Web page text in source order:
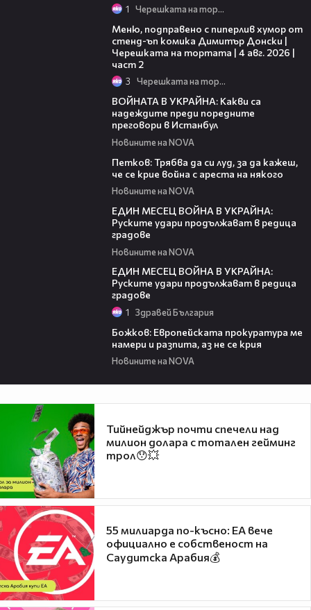
1 Черешката на тортата
Меню, подправено с пиперлив хумор от
стенд-ъп комика Димитър Донски |
Черешката на тортата | 4 авг. 2026 |
част 2
3 Черешката на тортата
ВОЙНАТА В УКРАЙНА: Какви са
надеждите преди поредните
преговори в Истанбул
Новините на NOVA
Петков: Трябва да си луд, за да кажеш,
че се крие война с ареста на някого
Новините на NOVA
ЕДИН МЕСЕЦ ВОЙНА В УКРАЙНА:
Руските удари продължават в редица
градове
Новините на NOVA
ЕДИН МЕСЕЦ ВОЙНА В УКРАЙНА:
Руските удари продължават в редица
градове
1 Здравей България
Божков: Европейската прокуратура ме
намери и разпита, аз не се крия
Новините на NOVA
Тийнейджър почти спечели над
милион долара с тотален гейминг
трол😯💥
55 милиарда по-късно: EA вече
официално е собственост на
Саудитска Арабия💰